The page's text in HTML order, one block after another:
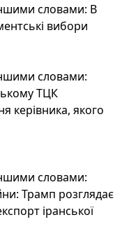
словами: В
вибори
словами:
ТЦК
керівника, якого
словами:
Трамп розглядає
іранської